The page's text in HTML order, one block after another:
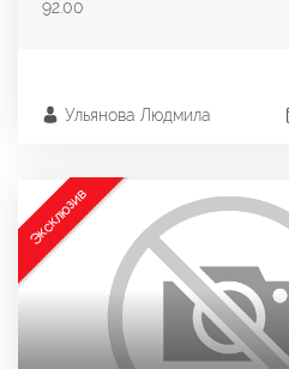
92.00
Ульянова Людмила
Эксклюзив